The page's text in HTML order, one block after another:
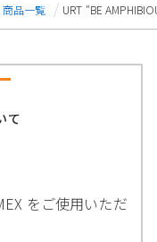
品一覧 URT “BE
て
をご使用いただ